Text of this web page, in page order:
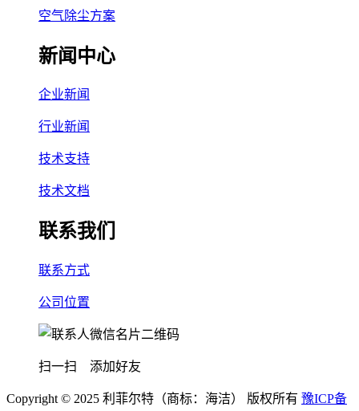
空气除尘方案
新闻中心
企业新闻
行业新闻
技术支持
技术文档
联系我们
联系方式
公司位置
扫一扫 添加好友
Copyright © 2025 利菲尔特（商标：海洁） 版权所有 豫ICP备